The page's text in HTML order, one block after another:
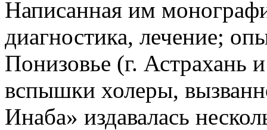
Написанная им
диагностика, лечение;
Понизовье (г. Астрахань
вспышки холеры,
Инаба» издавалась